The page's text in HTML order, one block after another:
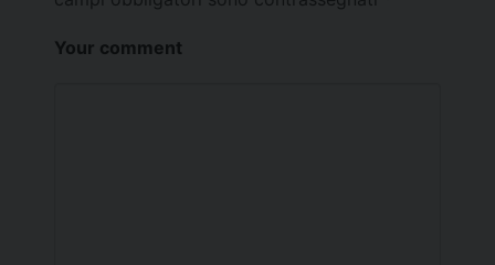
Your comment